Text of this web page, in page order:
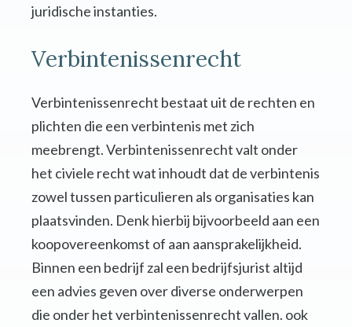
juridische instanties.
Verbintenissenrecht
Verbintenissenrecht bestaat uit de rechten en
plichten die een verbintenis met zich
meebrengt. Verbintenissenrecht valt onder
het civiele recht wat inhoudt dat de verbintenis
zowel tussen particulieren als organisaties kan
plaatsvinden. Denk hierbij bijvoorbeeld aan een
koopovereenkomst of aan aansprakelijkheid.
Binnen een bedrijf zal een bedrijfsjurist altijd
een advies geven over diverse onderwerpen
die onder het verbintenissenrecht vallen. ook